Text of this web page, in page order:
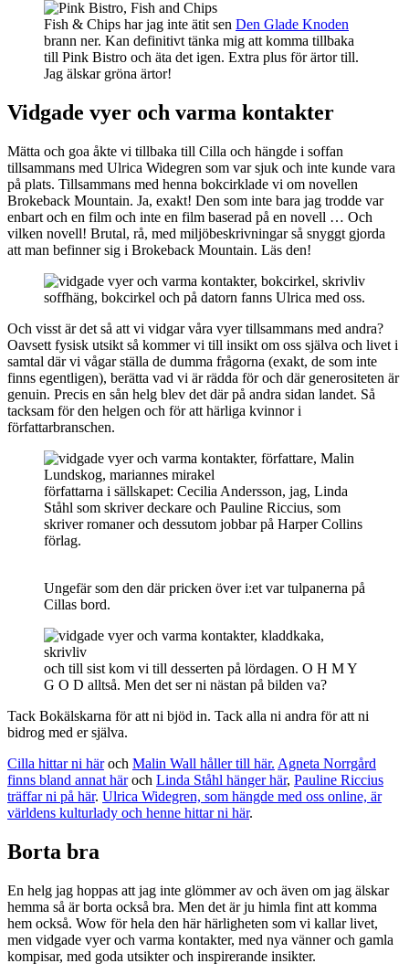
Fish & Chips har jag inte ätit sen Den Glade Knoden
brann ner. Kan definitivt tänka mig att komma tillbaka
till Pink Bistro och äta det igen. Extra plus för ärtor till.
Jag älskar gröna ärtor!
Vidgade vyer och varma kontakter
Mätta och goa åkte vi tillbaka till Cilla och hängde i soffan
tillsammans med Ulrica Widegren som var sjuk och inte kunde vara
på plats. Tillsammans med henna bokcirklade vi om novellen
Brokeback Mountain. Ja, exakt! Den som inte bara jag trodde var
enbart och en film och inte en film baserad på en novell … Och
vilken novell! Brutal, rå, med miljöbeskrivningar så snyggt gjorda
att man befinner sig i Brokeback Mountain. Läs den!
soffhäng, bokcirkel och på datorn fanns Ulrica med oss.
Och visst är det så att vi vidgar våra vyer tillsammans med andra?
Oavsett fysisk utsikt så kommer vi till insikt om oss själva och livet i
samtal där vi vågar ställa de dumma frågorna (exakt, de som inte
finns egentligen), berätta vad vi är rädda för och där generositeten är
genuin. Precis en sån helg blev det där på andra sidan landet. Så
tacksam för den helgen och för att härliga kvinnor i
författarbranschen.
författarna i sällskapet: Cecilia Andersson, jag, Linda
Ståhl som skriver deckare och Pauline Riccius, som
skriver romaner och dessutom jobbar på Harper Collins
förlag.
Ungefär som den där pricken över i:et var tulpanerna på
Cillas bord.
och till sist kom vi till desserten på lördagen. O H M Y
G O D alltså. Men det ser ni nästan på bilden va?
Tack Bokälskarna för att ni bjöd in. Tack alla ni andra för att ni
bidrog med er själva.
Cilla hittar ni häroch Malin Wall håller till här. Agneta Norrgård
finns bland annat häroch Linda Ståhl hänger här, Pauline Riccius
träffar ni på här. Ulrica Widegren, som hängde med oss online, är
världens kulturlady och henne hittar ni här.
Borta bra
En helg jag hoppas att jag inte glömmer av och även om jag älskar
hemma så är borta också bra. Men det är ju himla fint att komma
hem också. Wow för hela den här härligheten som vi kallar livet,
men vidgade vyer och varma kontakter, med nya vänner och gamla
kompisar, med goda utsikter och inspirerande insikter.